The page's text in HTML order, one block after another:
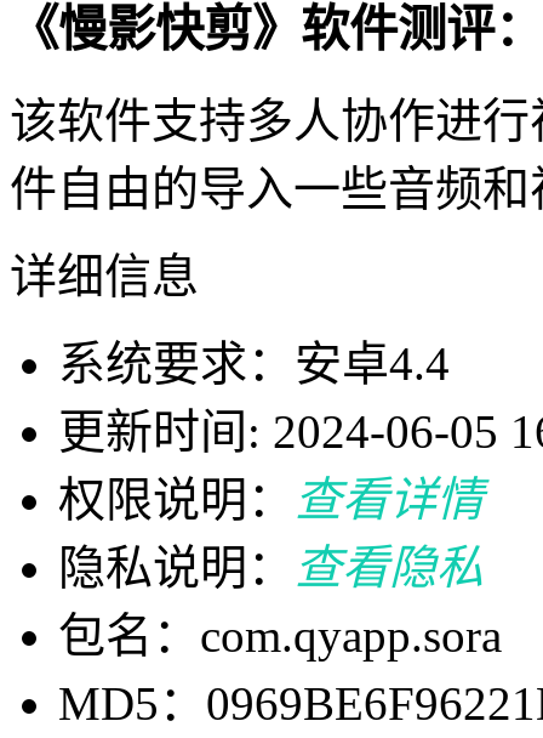
《慢影快剪》软件测评：
该软件支持多人协作进
件自由的导入一些音频
详细信息
系统要求：安卓4.4
更新时间: 2024-06-05
权限说明：
查看详情
隐私说明：
查看隐私
包名：com.qyapp.sora
MD5：